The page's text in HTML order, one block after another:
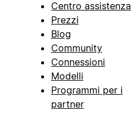
Centro assistenza
Prezzi
Blog
Community
Connessioni
Modelli
Programmi per i
partner